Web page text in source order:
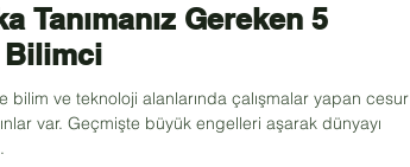
Tanımanız Gereken 5
Bilimci
bilim ve teknoloji alanlarında çalışmalar yapan cesur
var. Geçmişte büyük engelleri aşarak dünyayı